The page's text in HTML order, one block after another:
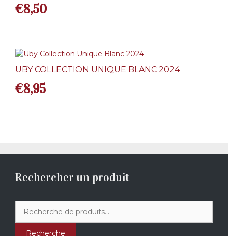
€8,50
UBY COLLECTION UNIQUE BLANC 2024
€8,95
Rechercher un produit
pour :
Recherche